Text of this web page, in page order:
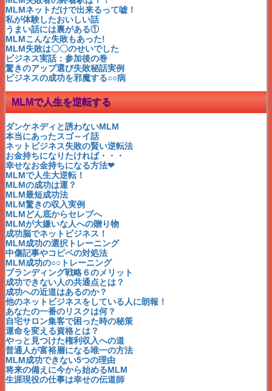
しゃべらない営業マンが成功するMLM
成功のサンプルが伝染するMLM
MLMモナヴィー前田敦子も愛用者
101歳の詩人・柴田トヨさん天国へ
ジェームス・スキナー元・葛飾区民！
MLM飽きっぽい人が成功する
MLM「自分年金」を作っちゃおう！
MLM男性が望む結婚条件は５K
MLM失敗者の終着駅は？！
MLM〇〇初心者からの質問
MLMノウハウ無料の秘密を暴露！
MLMおいしい話～体験談
MLM～どん底からセレブへ
MLMのストレスになる事を削除！
MLMに「必要ない時間」を削除！
MLMの「経費」を削除！
MLMの「販売・在庫」を削除！
MLMの「セミナー」を削除！
MLMの「口コミ・勧誘」を削除！
ネットワークビジネスと宝くじ
MLMうまい話には裏がある！②
MLMうまい話には裏がある！①
MLM花子さんの収入実例を公開！
顔が見えないMLMで大丈夫か？
男性にも向いているMLM
MLMシングルマザー成功者が多い理由
MLM失敗の連続がくれたもの
普通の人が最短で成功できるMLM
これからの時代はフリースタイルのMLM
MLM月収１００万円が夢で終わらない理由
MLM１００％成功できる３つの鍵～３つ目の鍵
MLM１００％成功できる３つの鍵～２つ目の鍵
MLM１００％成功できる３つの鍵～1つ目の鍵
楽しむことがMLM成功への道
MLM情報の嘘と真実
MLMは自分が実感する
MLMの魔の関門
MLM×リーダーの出現
MLMフォローの優先順位
MLMネットだけで出来るって嘘！
私が体験したおいしい話
うまい話には裏がある①
MLMこんな失敗もあった!
MLM失敗は〇〇のせいでした
ビジネス実話：参加後の巻
驚きのアップ選び失敗秘話実例
ビジネスの成功を邪魔する○○病
MLMで人生を逆転する
ダンケネディと誘わないMLM
本当にあったスゴ～イ話
ネットビジネス失敗の賢い逆転法
お金持ちになりたければ・・・
幸せなお金持ちになる方法❤
MLMで人生大逆転！
MLMの成功は運？
MLM最短成功法
MLM驚きの収入実例
MLMどん底からセレブへ
MLMが大嫌いな人への贈り物
成功脳でネットビジネス！
MLM成功の選択トレーニング
中傷記事やコピペの対処法
MLM成功の○○トレーニング
ブランディング戦略６のメリット
成功できない人の共通点とは？
成功への近道はあるのか？
他のネットビジネスをしている人に朗報！
あなたの一番のリスクは何？
自宅サロン集客で困った時の秘策
運命を変える資格とは？
やっと見つけた権利収入への道
普通人が富裕層になる唯一の方法
MLM成功できない5つの理由
将来の備えに今から始めるMLM
生涯現役の仕事は幸せの伝道師